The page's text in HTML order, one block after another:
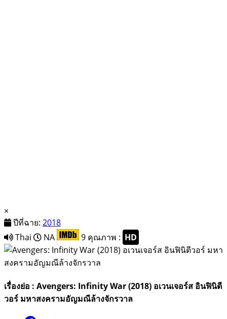
×
ปีที่ฉาย: 2018
Thai
NA 9 คุณภาพ : HD
เรื่องย่อ : Avengers: Infinity War (2018) อเวนเจอร์ส อินฟินิตี
วอร์ มหาสงครามอัญมณีล้างจักรวาล